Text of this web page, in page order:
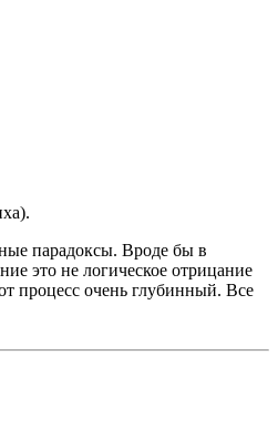
парадоксы. Вроде бы в
это не логическое отрицание
процесс очень глубинный. Все